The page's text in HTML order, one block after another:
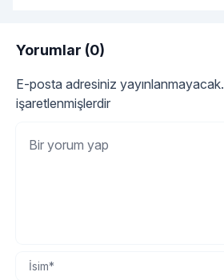
Yorumlar (0)
E-posta adresiniz yayınlanmayacak.
işaretlenmişlerdir